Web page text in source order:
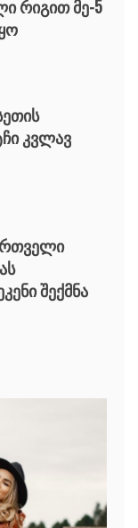
რიგით მე-5
კვლავ
შექმნა